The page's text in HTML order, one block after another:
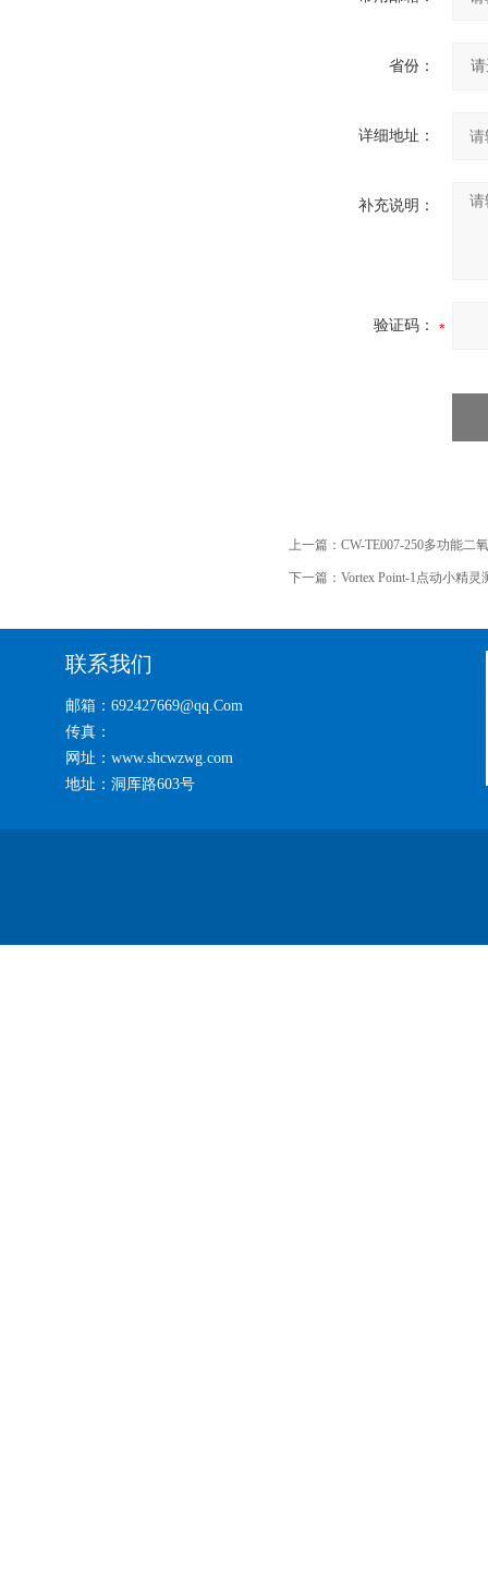
省份：
详细地址：
补充说明：
验证码：
上一篇： CW-TE007-250多功能二
下一篇： Vortex Point-1点动小精
联系我们
邮箱：692427669@qq.Com
传真：
网址：www.shcwzwg.com
地址：洞厍路603号